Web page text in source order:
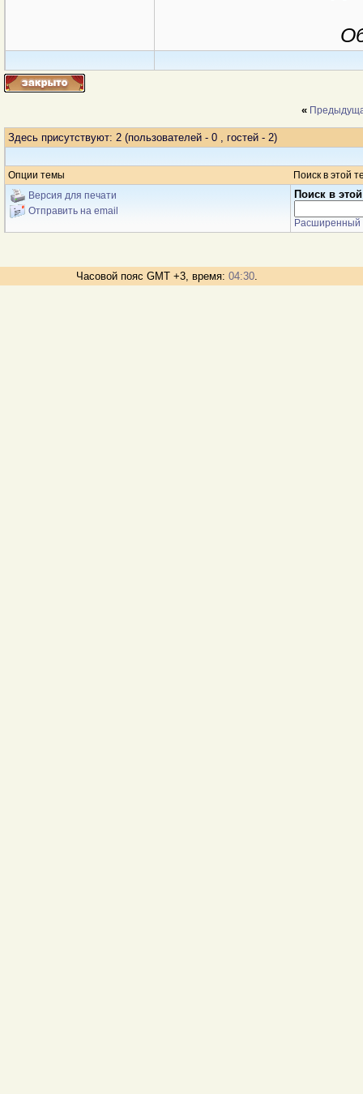
«
Здесь присутствуют: 2 (пользователей - 0 , гостей - 2)
Опции темы
Поиск в этой
Версия для печати
Отправить на email
Поиск в
Расширенный
Часовой пояс GMT +3, время: 04:30.